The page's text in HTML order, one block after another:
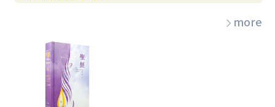
more